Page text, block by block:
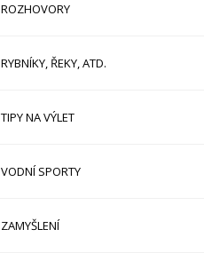
ROZHOVORY
RYBNÍKY, ŘEKY, ATD.
TIPY NA VÝLET
VODNÍ SPORTY
ZAMYŠLENÍ